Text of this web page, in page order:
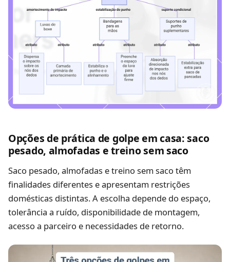
Opções de prática de golpe em casa: saco
pesado, almofadas e treino sem saco
Saco pesado, almofadas e treino sem saco têm
finalidades diferentes e apresentam restrições
domésticas distintas. A escolha depende do espaço,
tolerância a ruído, disponibilidade de montagem,
acesso a parceiro e necessidades de retorno.